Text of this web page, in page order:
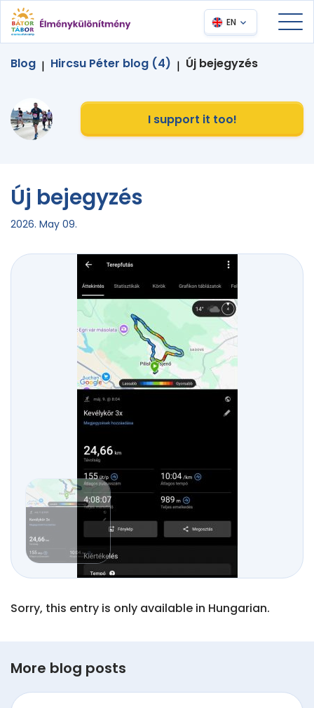
EN
Blog | Hircsu Péter blog (4) | Új bejegyzés
I support it too!
Új bejegyzés
2026. May 09.
Sorry, this entry is only available in Hungarian.
More blog posts